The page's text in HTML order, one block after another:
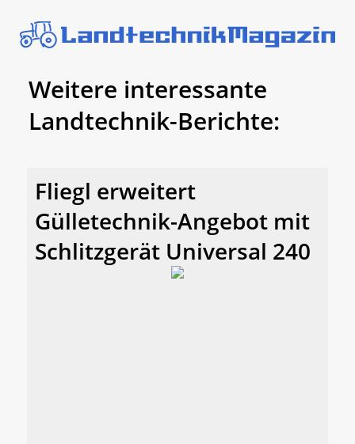
Weitere interessante
Landtechnik-Berichte:
Fliegl erweitert
Gülletechnik-Angebot mit
Schlitzgerät Universal 240